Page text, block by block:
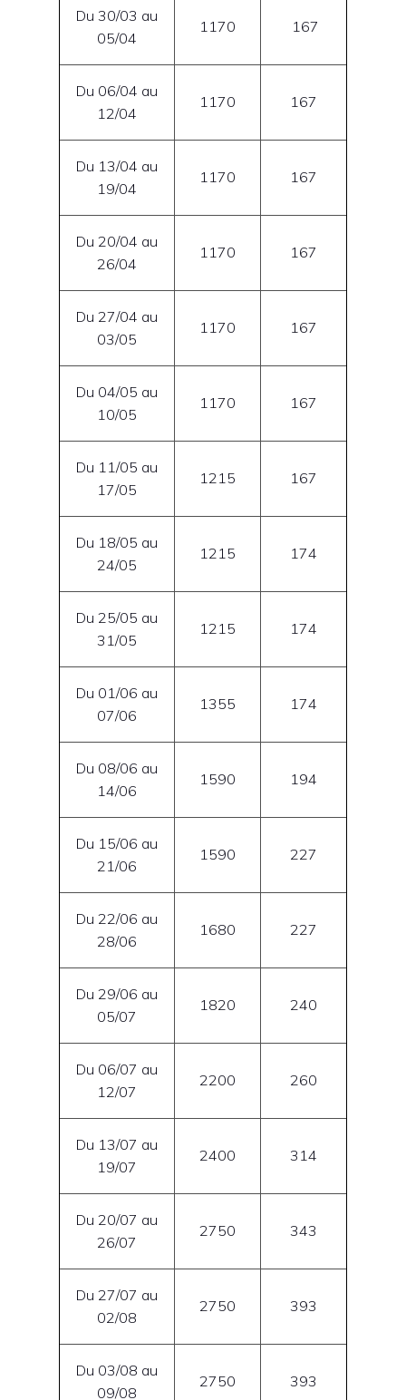
Du 30/03 au
05/04
1170 167
Du 06/04 au
12/04
1170 167
Du 13/04 au
19/04
1170 167
Du 20/04 au
26/04
1170 167
Du 27/04 au
03/05
1170 167
Du 04/05 au
10/05
1170 167
Du 11/05 au
17/05
1215 167
Du 18/05 au
24/05
1215 174
Du 25/05 au
31/05
1215 174
Du 01/06 au
07/06
1355 174
Du 08/06 au
14/06
1590 194
Du 15/06 au
21/06
1590 227
Du 22/06 au
28/06
1680 227
Du 29/06 au
05/07
1820 240
Du 06/07 au
12/07
2200 260
Du 13/07 au
19/07
2400 314
Du 20/07 au
26/07
2750 343
Du 27/07 au
02/08
2750 393
Du 03/08 au
09/08
2750 393